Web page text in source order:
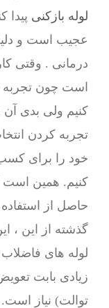
لوله بازکنی پیدا
عجیب است و
درمانی . وقتی
است چون
کنیم ولی بدی
تجربه کردن
خود را برای
کنیم. همین
حاصل از
گذشته از این ،
لوله های
زیادی بابت
توالت) نیاز